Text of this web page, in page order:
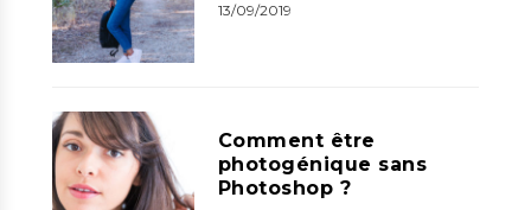
13/09/2019
Comment être
photogénique sans
Photoshop ?